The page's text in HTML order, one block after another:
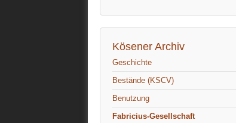
Kösener Archiv
Geschichte
Bestände (KSCV)
Benutzung
Fabricius-Gesellschaft